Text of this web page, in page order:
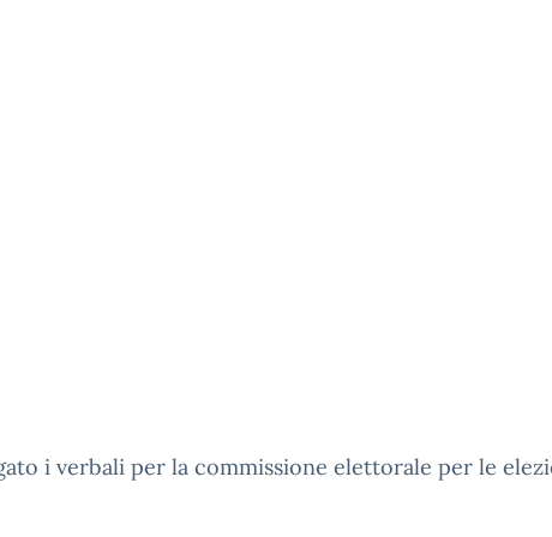
i verbali per la commissione elettorale per le